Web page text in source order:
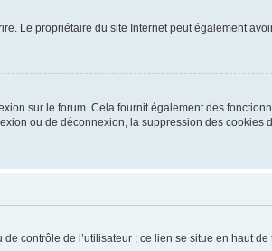
Le propriétaire du site Internet peut également
sur le forum. Cela fournit également des
ou de déconnexion, la suppression des cookies
contrôle de l’utilisateur ; ce lien se situe en haut de